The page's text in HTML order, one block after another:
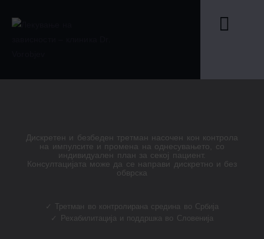
Дискретен и безбеден третман насочен кон контрола
на импулсите и промена на однесувањето, со
индивидуален план за секој пациент.
Консултацијата може да се направи дискретно и без
обврска
✓ Третман во контролирана средина во Србија
✓ Рехабилитација и поддршка во Словенија